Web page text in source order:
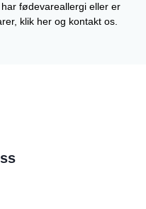
fødevareallergi eller er
klik her og kontakt os.